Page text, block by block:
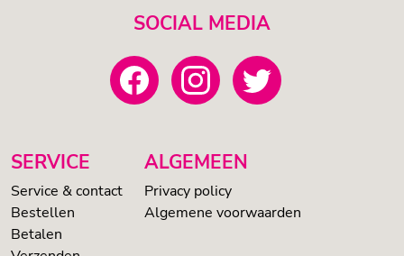
SOCIAL MEDIA
SERVICE
Service & contact
Bestellen
Betalen
ALGEMEEN
Privacy policy
Algemene voorwaarden